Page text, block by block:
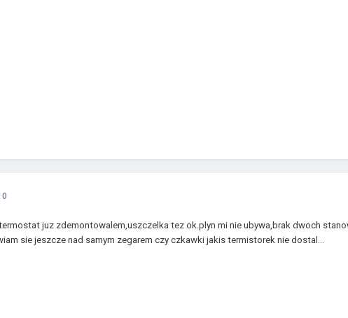
juz zdemontowalem,uszczelka tez ok.plyn mi nie ubywa,brak dwoch
sie jeszcze nad samym zegarem czy czkawki jakis termistorek nie dostal...